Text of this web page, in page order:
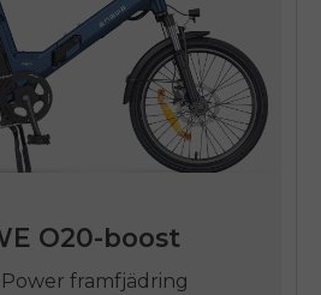
O20-boost
framfjädring